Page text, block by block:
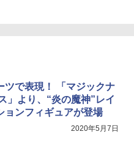
ツで表現！ 「マジックナ
」より、“炎の魔神”レイ
ョンフィギュアが登場
2020年5月7日